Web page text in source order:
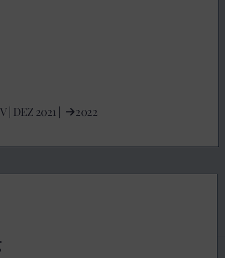
| DEZ 2021 | 2022